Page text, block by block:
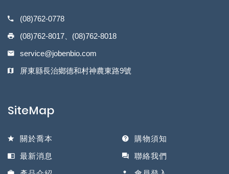
(08)762-0778
(08)762-8017、(08)762-8018
service@jobenbio.com
屏東縣長治鄉德和村神農東路9號
SiteMap
關於喬本
最新消息
購物須知
聯絡我們